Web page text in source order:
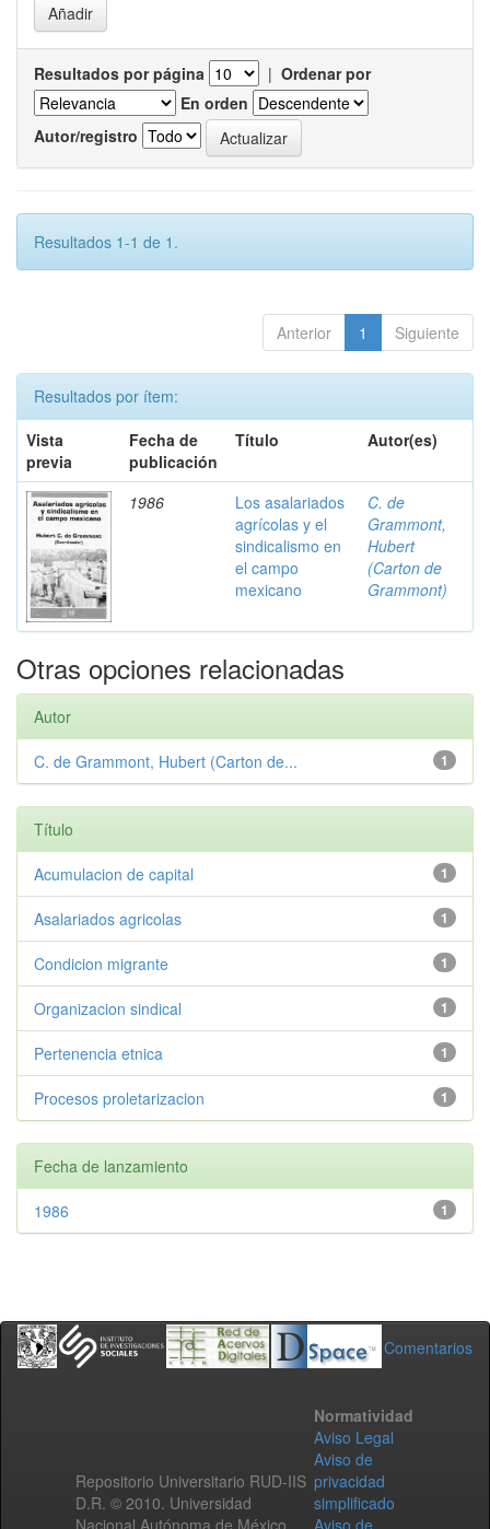
Resultados por página | Ordenar por
En orden
Autor/registro
Resultados 1-1 de 1.
Anterior 1 Siguiente
Resultados por ítem:
Vista
previa
Fecha de
publicación
Título Autor(es)
1986
Los asalariados
agrícolas y el
sindicalismo en
el campo
mexicano
C. de
Grammont,
Hubert
(Carton de
Grammont)
Otras opciones relacionadas
Autor
1
C. de Grammont, Hubert (Carton de...
Título
1
Acumulacion de capital
1
Asalariados agricolas
1
Condicion migrante
1
Organizacion sindical
1
Pertenencia etnica
1
Procesos proletarizacion
Fecha de lanzamiento
1
1986
Comentarios
Repositorio Universitario RUD-IIS
D.R. © 2010. Universidad
Nacional Autónoma de México.
Normatividad
Aviso Legal
Aviso de
privacidad
simplificado
Aviso de